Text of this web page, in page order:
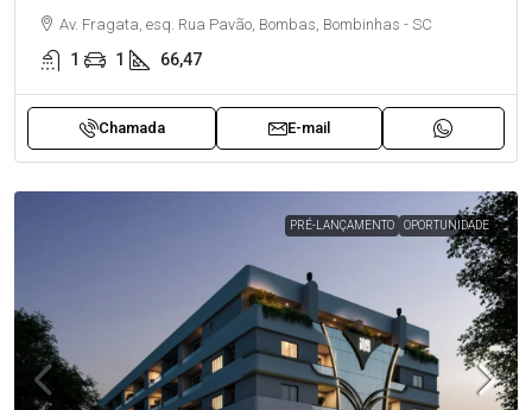
Av. Fragata, esq. Rua Pavão, Bombas, Bombinhas - SC
1 1 66,47
Chamada E-mail
PRÉ-LANÇAMENTO OPORTUNIDADE